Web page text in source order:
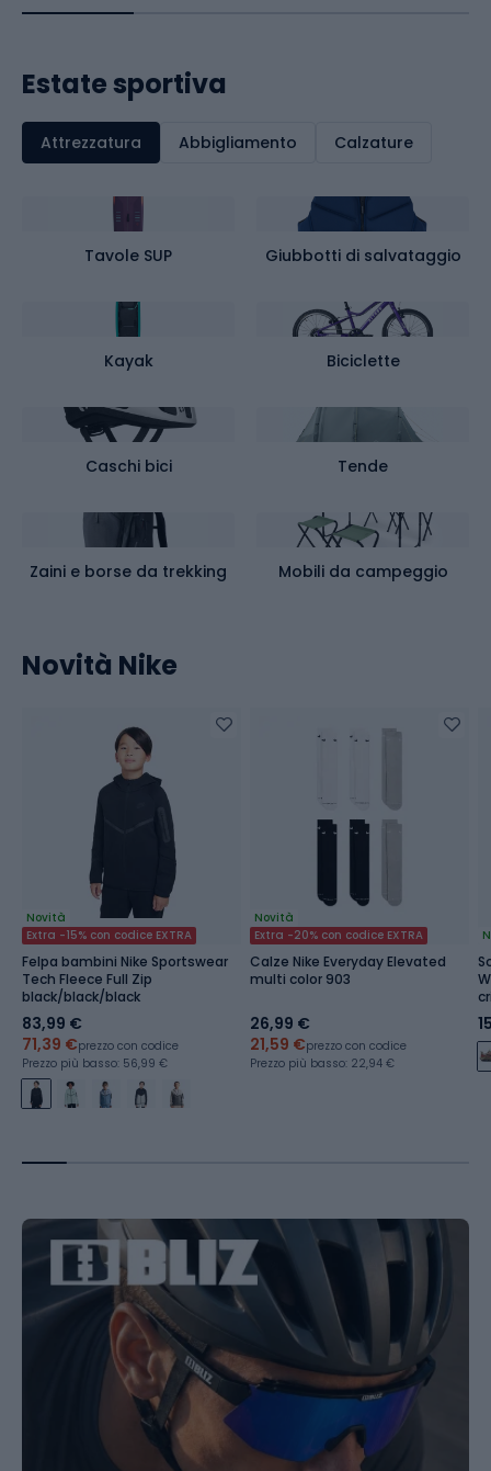
Estate sportiva
Attrezzatura Abbigliamento Calzature
Tavole SUP Giubbotti di salvataggio
Kayak Biciclette
Caschi bici Tende
Zaini e borse da trekking Mobili da campeggio
Novità Nike
Novità
Extra -15% con codice EXTRA
Felpa bambini Nike Sportswear
Tech Fleece Full Zip
black/black/black
83,99 €
71,39 €prezzo con codice
Prezzo più basso: 56,99 €
Novità
Extra -20% con codice EXTRA
Calze Nike Everyday Elevated
multi color 903
26,99 €
21,59 €prezzo con codice
Prezzo più basso: 22,94 €